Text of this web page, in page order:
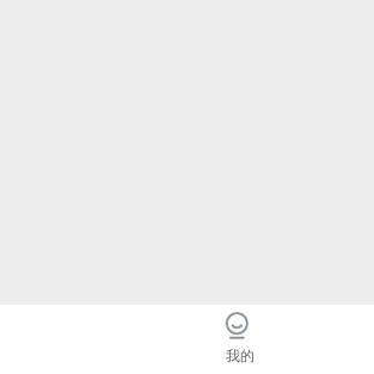
我的